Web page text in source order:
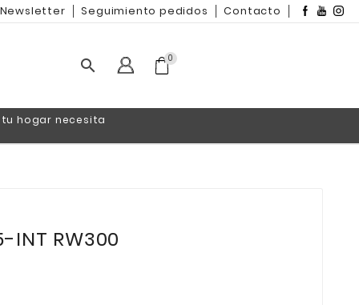
Newsletter Seguimiento pedidos Contacto
 0
hogar necesita
INT RW300